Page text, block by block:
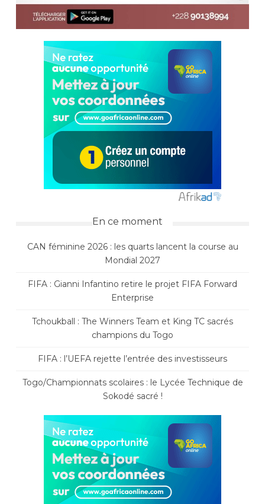
En ce moment
CAN féminine 2026 : les quarts lancent la course au
Mondial 2027
FIFA : Gianni Infantino retire le projet FIFA Forward
Enterprise
Tchoukball : The Winners Team et King TC sacrés
champions du Togo
FIFA : l’UEFA rejette l’entrée des investisseurs
Togo/Championnats scolaires : le Lycée Technique de
Sokodé sacré !